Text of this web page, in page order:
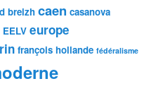
breizh caen casanova
EELV europe
françois hollande fédéralisme